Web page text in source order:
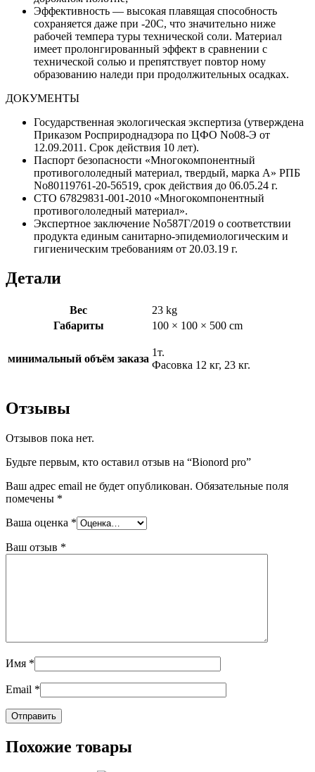
Эффективность — высокая плавящая способность
сохраняется даже при -20С, что значительно ниже
рабочей темпера туры технической соли. Материал
имеет пролонгированный эффект в сравнении с
технической солью и препятствует повтор ному
образованию наледи при продолжительных осадках.
ДОКУМЕНТЫ
Государственная экологическая экспертиза (утверждена
Приказом Росприроднадзора по ЦФО No08-Э от
12.09.2011. Срок действия 10 лет).
Паспорт безопасности «Многокомпонентный
противогололедный материал, твердый, марка А» РПБ
No80119761-20-56519, срок действия до 06.05.24 г.
СТО 67829831-001-2010 «Многокомпонентный
противогололедный материал».
Экспертное заключение No587Г/2019 о соответствии
продукта единым санитарно-эпидемиологическим и
гигиеническим требованиям от 20.03.19 г.
Детали
Вес
23 kg
Габариты
100 × 100 × 500 cm
минимальный объём заказа
1т.
Фасовка 12 кг, 23 кг.
Отзывы
Отзывов пока нет.
Будьте первым, кто оставил отзыв на “Bionord pro”
Ваш адрес email не будет опубликован. Обязательные поля
помечены *
Ваша оценка *
Ваш отзыв *
Имя *
Email *
Похожие товары